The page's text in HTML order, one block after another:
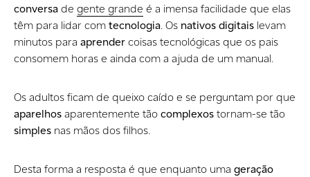
conversade gente grande é a imensa facilidade que elas
têm para lidar comtecnologia. Os nativos digitais levam
minutos para aprendercoisas tecnológicas que os pais
consomem horas e ainda com a ajuda de um manual.
Os adultos ficam de queixo caído e se perguntam por que
aparelhosaparentemente tãocomplexostornam-se tão
simples nas mãos dos filhos.
Desta forma a resposta é que enquanto uma geração